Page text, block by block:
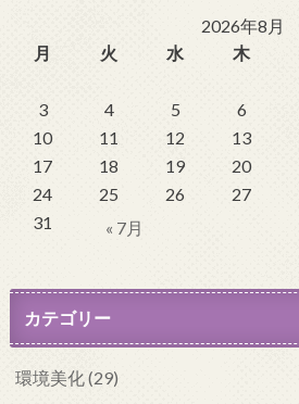
2026年8月
月
火 水 木
3
4 5 6
10
11 12 13
17
18 19 20
24
25 26 27
31
« 7月
カテゴリー
環境美化 (29)